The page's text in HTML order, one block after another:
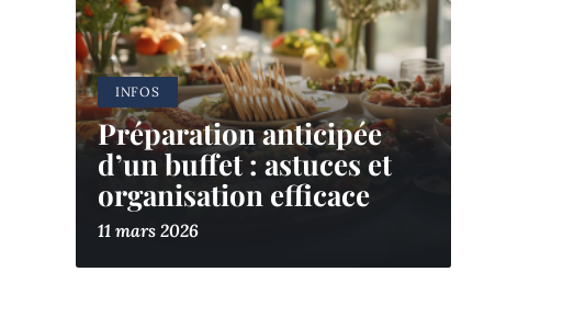
INFOS
Préparation anticipée
d’un buffet : astuces et
organisation efficace
11 mars 2026